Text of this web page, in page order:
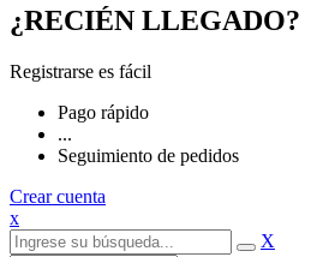
¿RECIÉN LLEGADO?
Registrarse es fácil
Pago rápido
...
Seguimiento de pedidos
Crear cuenta
x
X